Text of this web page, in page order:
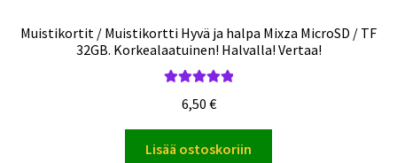
Muistikortit / Muistikortti Hyvä ja halpa Mixza MicroSD / TF
32GB. Korkealaatuinen! Halvalla! Vertaa!
tuotteesta:
6,50 €
Lisää ostoskoriin